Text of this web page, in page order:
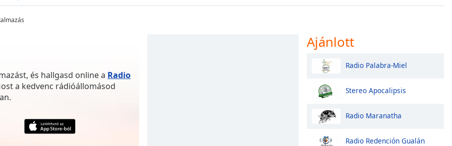
és hallgasd online a Radio
a kedvenc rádióállomásod
Ajánlott
Radio Palabra-Miel
Stereo Apocalipsis
Radio Maranatha
Radio Redención Gualán